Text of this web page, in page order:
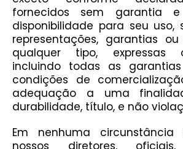
fornecidos sem garantia
disponibilidade para seu uso,
representações, garantias
qualquer tipo, expressas
incluindo todas as
condições de
adequação a uma
durabilidade, título, e não
Em nenhuma